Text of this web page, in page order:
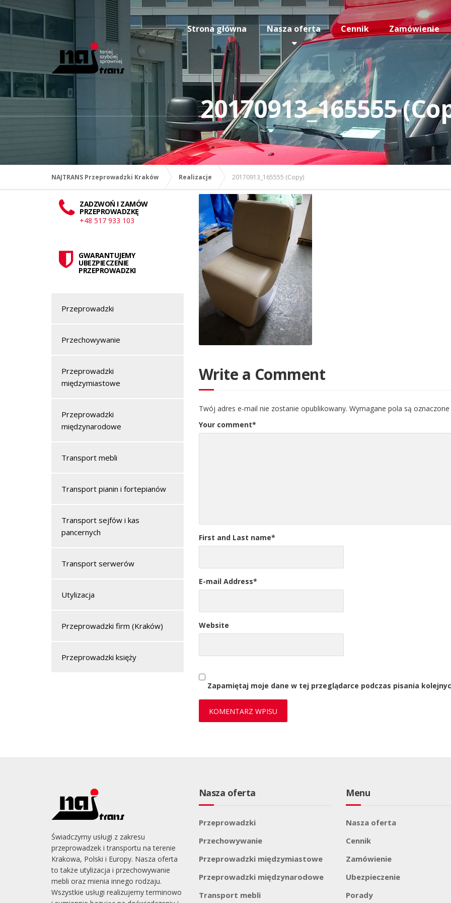
Strona główna Nasza oferta Cennik Zamówienie
20170913_165555
NAJTRANS Przeprowadzki Kraków Realizacje 20170913_165555 (Copy)
Write a Comment
Twój adres e-mail nie zostanie opublikowany. Wymagane pola są oznaczone
Your comment*
First and Last name*
E-mail Address*
Website
Zapamiętaj moje dane w tej przeglądarce podczas pisania
ZADZWOŃ I ZAMÓW
PRZEPROWADZKĘ
+48 517 933 103
GWARANTUJEMY
UBEZPIECZENIE
PRZEPROWADZKI
Przeprowadzki
Przechowywanie
Przeprowadzki
międzymiastowe
Przeprowadzki
międzynarodowe
Transport mebli
Transport pianin i fortepianów
Transport sejfów i kas
pancernych
Transport serwerów
Utylizacja
Przeprowadzki firm (Kraków)
Przeprowadzki księży
Świadczymy usługi z zakresu
przeprowadzek i transportu na terenie
Krakowa, Polski i Europy. Nasza oferta
to także utylizacja i przechowywanie
mebli oraz mienia innego rodzaju.
Wszystkie usługi realizujemy terminowo
Nasza oferta
Przeprowadzki
Przechowywanie
Przeprowadzki międzymiastowe
Przeprowadzki międzynarodowe
Transport mebli
Menu
Nasza oferta
Cennik
Zamówienie
Ubezpieczenie
Porady